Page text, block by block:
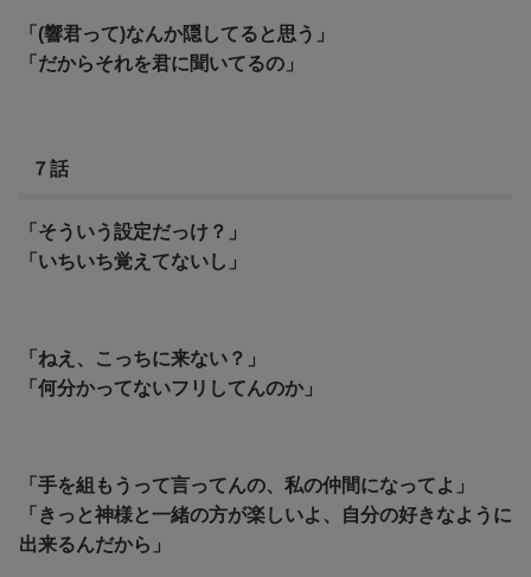
「(響君って)なんか隠してると思う」
「だからそれを君に聞いてるの」
７話
「そういう設定だっけ？」
「いちいち覚えてないし」
「ねえ、こっちに来ない？」
「何分かってないフリしてんのか」
「手を組もうって言ってんの、私の仲間になってよ」
「きっと神様と一緒の方が楽しいよ、自分の好きなように
出来るんだから」